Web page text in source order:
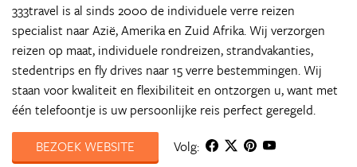
333travel is al sinds 2000 de individuele verre reizen
specialist naar Azië, Amerika en Zuid Afrika. Wij verzorgen
reizen op maat, individuele rondreizen, strandvakanties,
stedentrips en fly drives naar 15 verre bestemmingen. Wij
staan voor kwaliteit en flexibiliteit en ontzorgen u, want met
één telefoontje is uw persoonlijke reis perfect geregeld.
BEZOEK WEBSITE
Volg: